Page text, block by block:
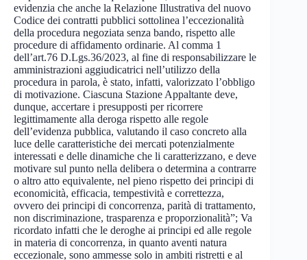
evidenzia che anche la Relazione Illustrativa del nuovo
Codice dei contratti pubblici sottolinea l’eccezionalità
della procedura negoziata senza bando, rispetto alle
procedure di affidamento ordinarie. Al comma 1
dell’art.76 D.Lgs.36/2023, al fine di responsabilizzare le
amministrazioni aggiudicatrici nell’utilizzo della
procedura in parola, è stato, infatti, valorizzato l’obbligo
di motivazione. Ciascuna Stazione Appaltante deve,
dunque, accertare i presupposti per ricorrere
legittimamente alla deroga rispetto alle regole
dell’evidenza pubblica, valutando il caso concreto alla
luce delle caratteristiche dei mercati potenzialmente
interessati e delle dinamiche che li caratterizzano, e deve
motivare sul punto nella delibera o determina a contrarre
o altro atto equivalente, nel pieno rispetto dei principi di
economicità, efficacia, tempestività e correttezza,
ovvero dei principi di concorrenza, parità di trattamento,
non discriminazione, trasparenza e proporzionalità”; Va
ricordato infatti che le deroghe ai principi ed alle regole
in materia di concorrenza, in quanto aventi natura
eccezionale, sono ammesse solo in ambiti ristretti e al